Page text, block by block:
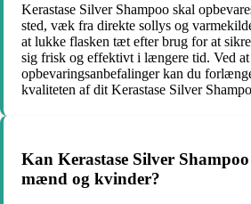
Kerastase Silver Shampoo skal
sted, væk fra direkte sollys og
at lukke flasken tæt efter brug for at
sig frisk og effektivt i længere tid. Ved at
opbevaringsanbefalinger kan du
kvaliteten af dit Kerastase Silver
Kan Kerastase Silver
mænd og kvinder?